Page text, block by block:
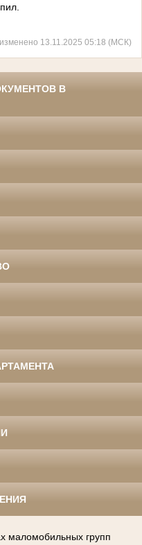
13.11.2025 05:18 (МСК)
В
маломобильных групп